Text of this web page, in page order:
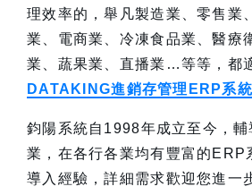
理效率的，舉凡製造業、零售業
業、電商業、冷凍食品業、醫療
業、蔬果業、直播業…等等，都
DATAKING進銷存管理ERP系統
鈞陽系統自1998年成立至今，
業，在各行各業均有豐富的ERP
導入經驗，詳細需求歡迎您進一